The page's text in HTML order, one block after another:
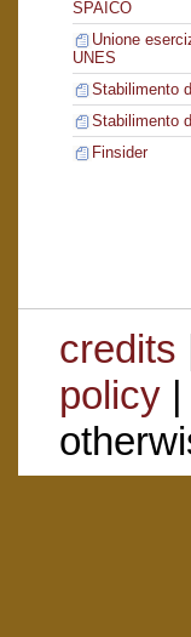
SPAICO
Unione
UNES
Stabilimento
Stabilimento
Finsider
credits
policy|